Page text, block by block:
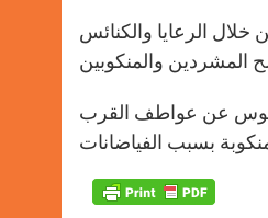
الرعايا والكنائس
ملموس عن عواطف القرب